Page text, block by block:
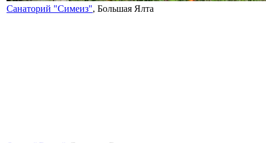
Санаторий "Симеиз", Большая Ялта